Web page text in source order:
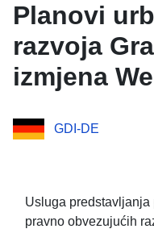
Planovi
razvoja
izmjena
GDI-DE
Usluga
pravno obvezujućih